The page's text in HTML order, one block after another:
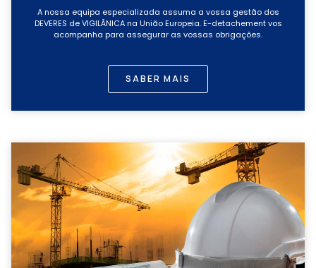
A nossa equipa especializada assuma a vossa gestão dos
DEVERES de VIGILÂNICA na União Europeia. E-detachement vos
acompanha para assegurar as vossas obrigações.
SABER MAIS